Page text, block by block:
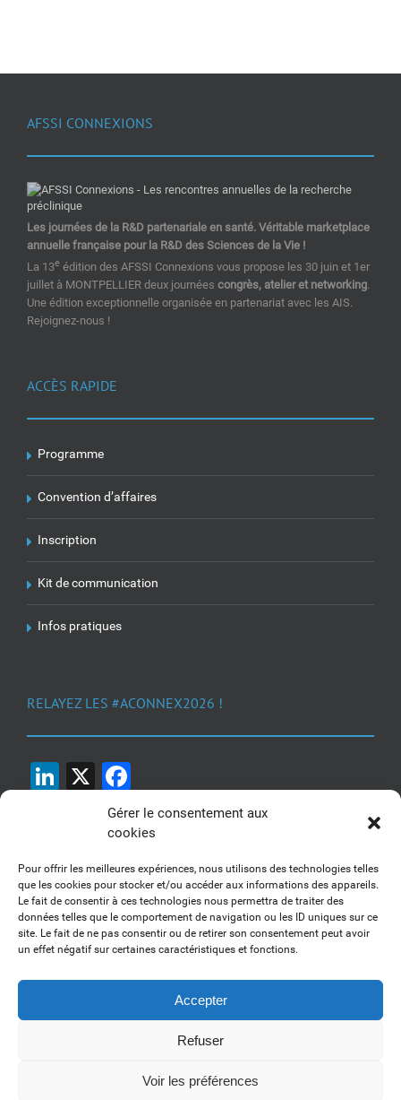
Gérer le consentement aux
cookies
Pour offrir les meilleures expériences, nous utilisons des technologies telles
que les cookies pour stocker et/ou accéder aux informations des appareils.
Le fait de consentir à ces technologies nous permettra de traiter des
données telles que le comportement de navigation ou les ID uniques sur ce
site. Le fait de ne pas consentir ou de retirer son consentement peut avoir
un effet négatif sur certaines caractéristiques et fonctions.
Accepter
Refuser
Voir les préférences
AFSSI CONNEXIONS
Les journées de la R&D partenariale en santé. Véritable marketplace
annuelle française pour la R&D des Sciences de la Vie !
La 13e édition des AFSSI Connexions vous propose les 30 juin et 1er
juillet à MONTPELLIER deux journées congrès, atelier et networking.
Une édition exceptionnelle organisée en partenariat avec les AIS.
Rejoignez-nous !
ACCÈS RAPIDE
Programme
Convention d’affaires
Inscription
Kit de communication
Infos pratiques
RELAYEZ LES #ACONNEX2026 !
LinkedIn
X
1, 2, 3... Buzzez !
Découvrez nos kits communication